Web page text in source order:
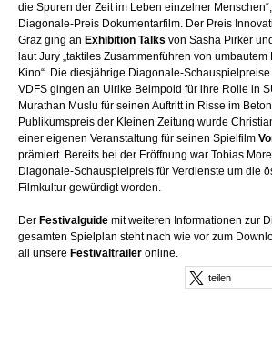
die Spuren der Zeit im Leben einzelner
Diagonale-Preis Dokumentarfilm. Der Preis
Graz ging an Exhibition Talks von Sasha Pirker
laut Jury „taktiles Zusammenführen von
Kino“. Die diesjährige Diagonale-
VDFS gingen an Ulrike Beimpold für ihre Rolle in
Murathan Muslu für seinen Auftritt in Risse im
Publikumspreis der Kleinen Zeitung wurde
einer eigenen Veranstaltung für seinen Spielfilm
prämiert. Bereits bei der Eröffnung war Tobias
Diagonale-Schauspielpreis für Verdienste um die
Filmkultur gewürdigt worden.
Der Festivalguide mit weiteren Informationen zur
gesamten Spielplan steht nach wie vor zum
all unsere Festivaltrailer online.
teilen